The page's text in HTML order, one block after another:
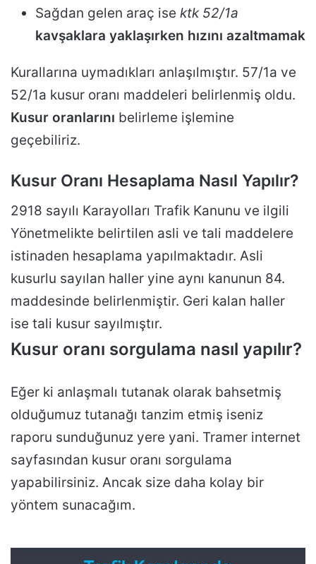
Sağdan gelen araç ise ktk 52/1a
kavşaklara yaklaşırken hızını azaltmamak
Kurallarına uymadıkları anlaşılmıştır. 57/1a ve
52/1a kusur oranı maddeleri belirlenmiş oldu.
Kusur oranlarını belirleme işlemine
geçebiliriz.
Kusur Oranı Hesaplama Nasıl Yapılır?
2918 sayılı Karayolları Trafik Kanunu ve ilgili
Yönetmelikte belirtilen asli ve tali maddelere
istinaden hesaplama yapılmaktadır. Asli
kusurlu sayılan haller yine aynı kanunun 84.
maddesinde belirlenmiştir. Geri kalan haller
ise tali kusur sayılmıştır.
Kusur oranı sorgulama nasıl yapılır?
Eğer ki anlaşmalı tutanak olarak bahsetmiş
olduğumuz tutanağı tanzim etmiş iseniz
raporu sunduğunuz yere yani. Tramer internet
sayfasından kusur oranı sorgulama
yapabilirsiniz. Ancak size daha kolay bir
yöntem sunacağım.